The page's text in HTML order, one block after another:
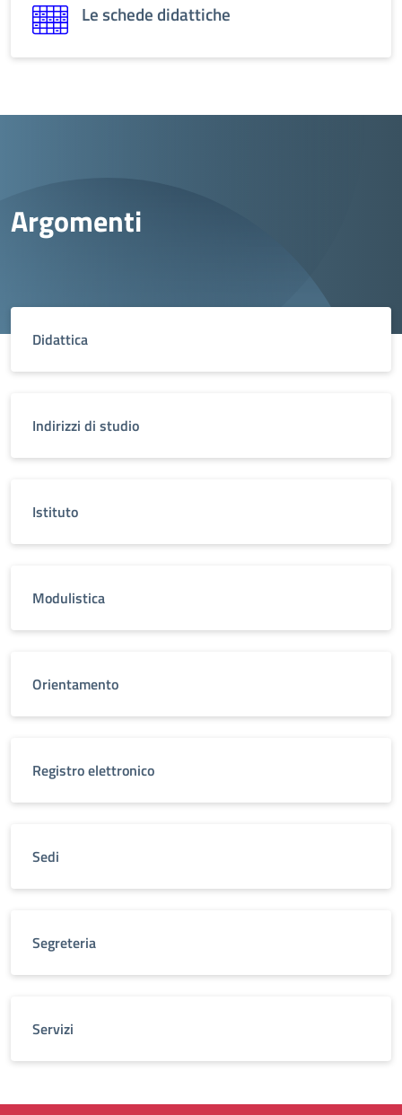
Le schede didattiche
Argomenti
Didattica
Indirizzi di studio
Istituto
Modulistica
Orientamento
Registro elettronico
Sedi
Segreteria
Servizi